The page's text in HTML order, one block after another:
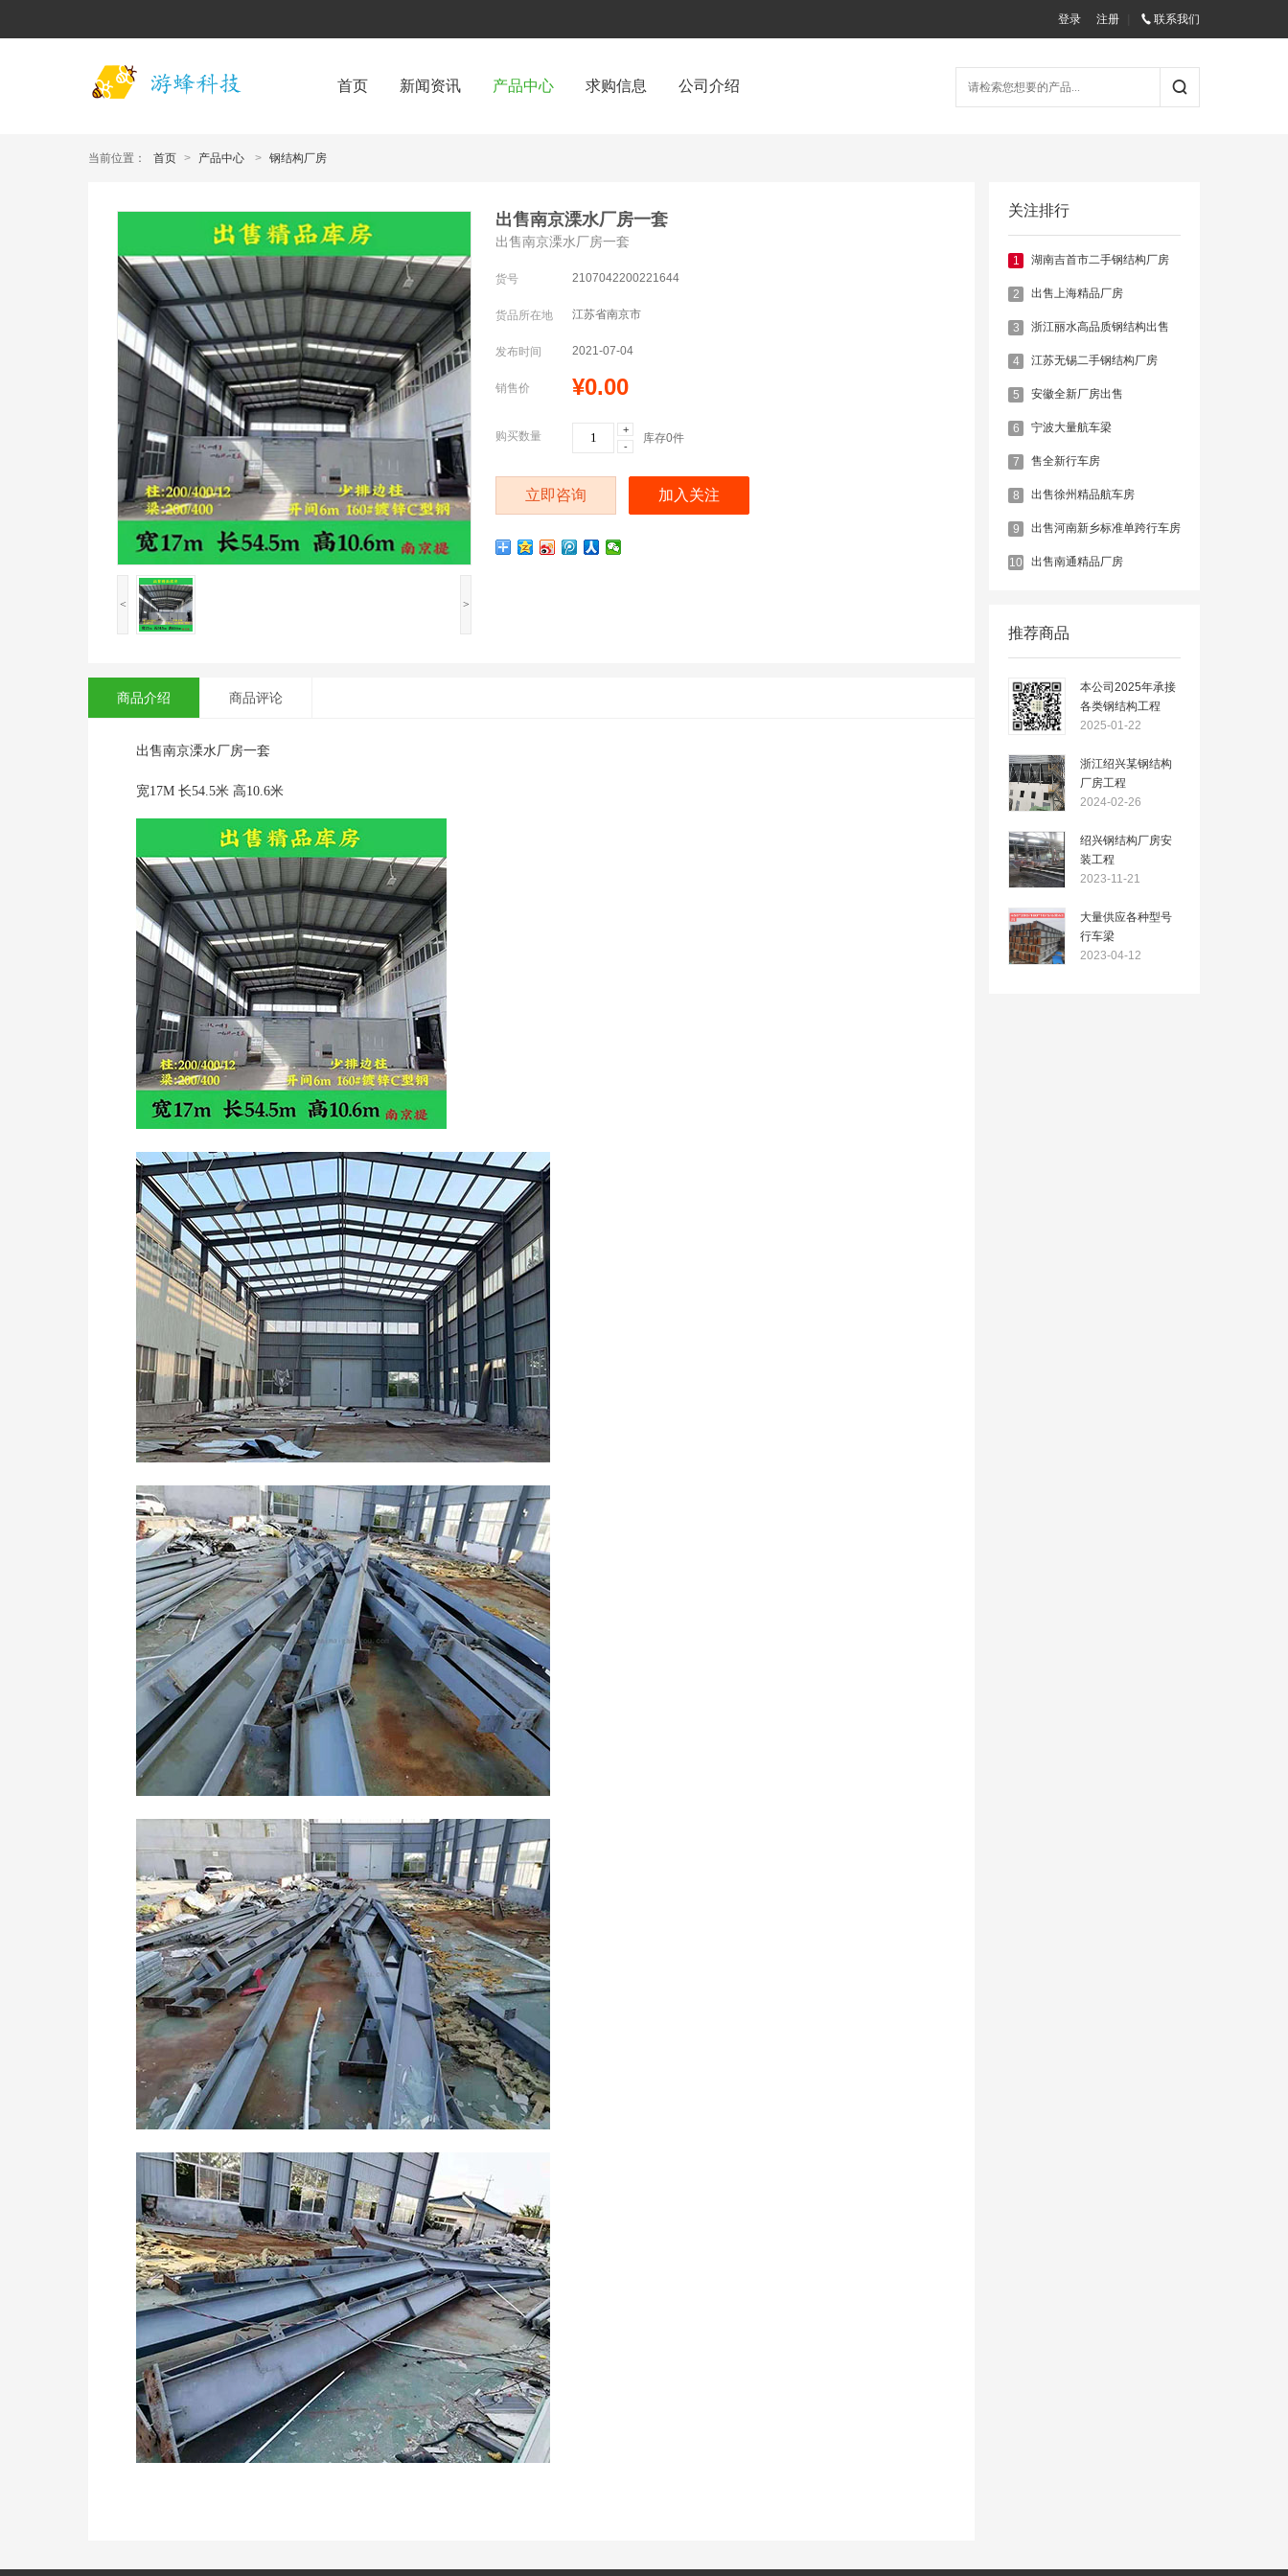
登录 注册 联系我们
首页 新闻资讯 产品中心 求购信息 公司介绍
当前位置： 首页 > 产品中心 > 钢结构厂房
< >
出售南京溧水厂房一套
出售南京溧水厂房一套
货号 2107042200221644
货品所在地 江苏省南京市
发布时间 2021-07-04
销售价 ¥0.00
购买数量
+
-
库存0件
立即咨询 加入关注
商品介绍 商品评论
出售南京溧水厂房一套
宽17M 长54.5米 高10.6米
关注排行
1 湖南吉首市二手钢结构厂房
2 出售上海精品厂房
3 浙江丽水高品质钢结构出售
4 江苏无锡二手钢结构厂房
5 安徽全新厂房出售
6 宁波大量航车梁
7 售全新行车房
8 出售徐州精品航车房
9 出售河南新乡标准单跨行车房
10 出售南通精品厂房
推荐商品
本公司2025年承接
各类钢结构工程
2025-01-22
浙江绍兴某钢结构
厂房工程
2024-02-26
绍兴钢结构厂房安
装工程
2023-11-21
大量供应各种型号
行车梁
2023-04-12